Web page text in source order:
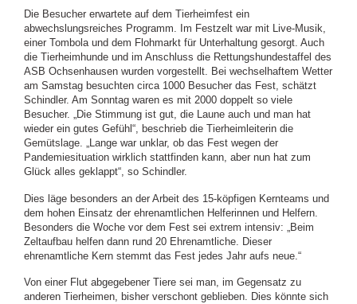
Die Besucher erwartete auf dem Tierheimfest ein
abwechslungsreiches Programm. Im Festzelt war mit Live-Musik,
einer Tombola und dem Flohmarkt für Unterhaltung gesorgt. Auch
die Tierheimhunde und im Anschluss die Rettungshundestaffel des
ASB Ochsenhausen wurden vorgestellt. Bei wechselhaftem Wetter
am Samstag besuchten circa 1000 Besucher das Fest, schätzt
Schindler. Am Sonntag waren es mit 2000 doppelt so viele
Besucher. „Die Stimmung ist gut, die Laune auch und man hat
wieder ein gutes Gefühl“, beschrieb die Tierheimleiterin die
Gemütslage. „Lange war unklar, ob das Fest wegen der
Pandemiesituation wirklich stattfinden kann, aber nun hat zum
Glück alles geklappt“, so Schindler.
Dies läge besonders an der Arbeit des 15-köpfigen Kernteams und
dem hohen Einsatz der ehrenamtlichen Helferinnen und Helfern.
Besonders die Woche vor dem Fest sei extrem intensiv: „Beim
Zeltaufbau helfen dann rund 20 Ehrenamtliche. Dieser
ehrenamtliche Kern stemmt das Fest jedes Jahr aufs neue.“
Von einer Flut abgegebener Tiere sei man, im Gegensatz zu
anderen Tierheimen, bisher verschont geblieben. Dies könnte sich